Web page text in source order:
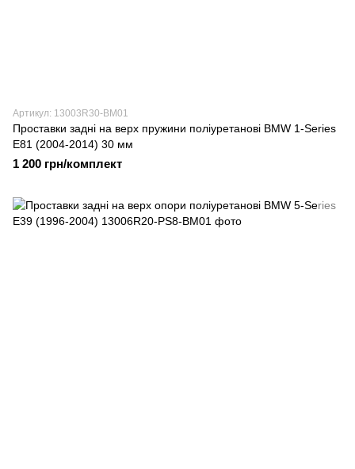
Артикул: 13003R30-BM01
Проставки задні на верх пружини поліуретанові BMW 1-Series
E81 (2004-2014) 30 мм
1 200 грн/комплект